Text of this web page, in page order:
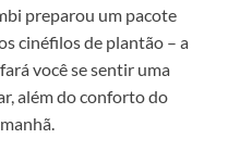
preparou um pacote
cinéfilos de plantão – a
você se sentir uma
além do conforto do